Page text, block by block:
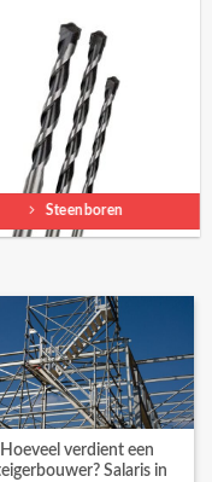
Steenboren
Hoeveel verdient een
Salaris in